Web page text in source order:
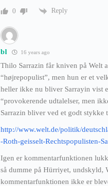
0 Reply
bl 16 years ago
Thilo Sarrazin får kniven på Welt
“højrepopulist”, men hun er et
heller ikke nu bliver Sarrayin vist
“provokerende udtalelser, men
Sarrazin bliver ved et godt stykke
http://www.welt.de/politik/
-Roth-geisselt-Rechtspopulisten-
Igen er kommentarfunktionen
så dumme på Hürriyet, undskyld,
kommentarfunktionen ikke er